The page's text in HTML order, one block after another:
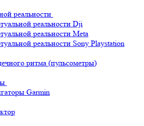
реальности
реальности Dji
реальности Meta
реальности Sony Playstation
ритма (пульсометры)
Garmin